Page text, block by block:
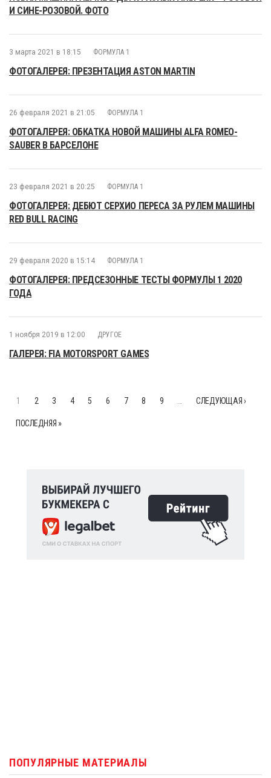
И СИНЕ-РОЗОВОЙ. ФОТО
3 марта 2021 в 18:15 ФОРМУЛА 1
ФОТОГАЛЕРЕЯ: ПРЕЗЕНТАЦИЯ ASTON MARTIN
26 февраля 2021 в 21:05 ФОРМУЛА 1
ФОТОГАЛЕРЕЯ: ОБКАТКА НОВОЙ МАШИНЫ ALFA ROMEO-
SAUBER В БАРСЕЛОНЕ
23 февраля 2021 в 20:25 ФОРМУЛА 1
ФОТОГАЛЕРЕЯ: ДЕБЮТ СЕРХИО ПЕРЕСА ЗА РУЛЕМ МАШИНЫ
RED BULL RACING
29 февраля 2020 в 15:14 ФОРМУЛА 1
ФОТОГАЛЕРЕЯ: ПРЕДСЕЗОННЫЕ ТЕСТЫ ФОРМУЛЫ 1 2020
ГОДА
1 ноября 2019 в 12:00 ДРУГОЕ
ГАЛЕРЕЯ: FIA MOTORSPORT GAMES
1 2 3 4 5 6 7 8 9 СЛЕДУЮЩАЯ ›
ПОСЛЕДНЯЯ »
ПОПУЛЯРНЫЕ МАТЕРИАЛЫ